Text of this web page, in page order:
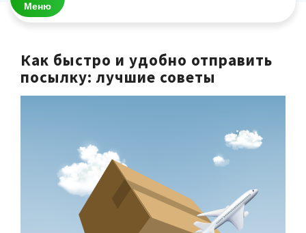
Меню
Как быстро и удобно отправить
посылку: лучшие советы